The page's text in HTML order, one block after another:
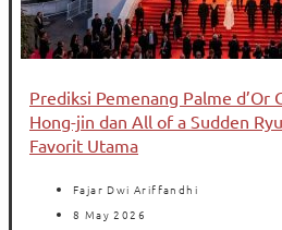
Prediksi Pemenang Palme d’Or
Hong-jin dan All of a Sudden
Favorit Utama
Fajar Dwi Ariffandhi
8 May 2026